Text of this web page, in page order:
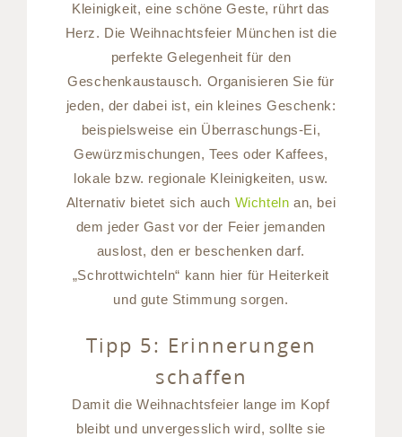
Kleinigkeit, eine schöne Geste, rührt das
Herz. Die Weihnachtsfeier München ist die
perfekte Gelegenheit für den
Geschenkaustausch. Organisieren Sie für
jeden, der dabei ist, ein kleines Geschenk:
beispielsweise ein Überraschungs-Ei,
Gewürzmischungen, Tees oder Kaffees,
lokale bzw. regionale Kleinigkeiten, usw.
Alternativ bietet sich auch Wichteln an, bei
dem jeder Gast vor der Feier jemanden
auslost, den er beschenken darf.
„Schrottwichteln“ kann hier für Heiterkeit
und gute Stimmung sorgen.
Tipp 5: Erinnerungen
schaffen
Damit die Weihnachtsfeier lange im Kopf
bleibt und unvergesslich wird, sollte sie